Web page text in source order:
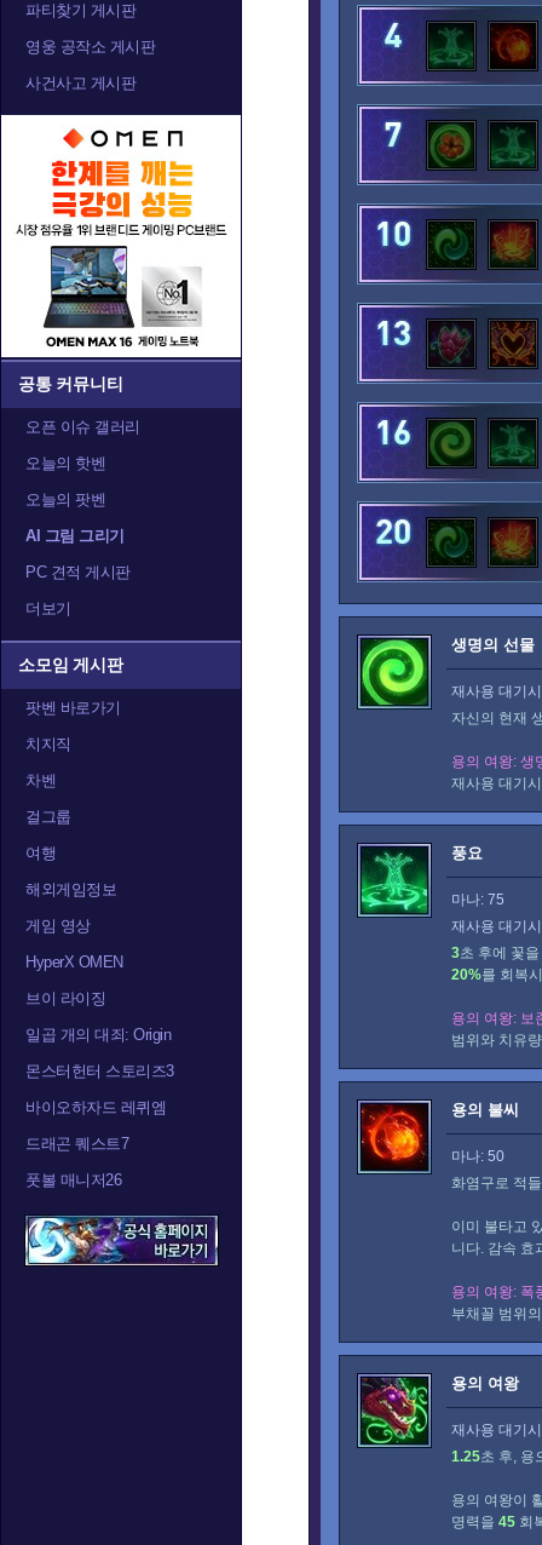
파티찾기 게시판
영웅 공작소 게시판
사건사고 게시판
공통 커뮤니티
오픈 이슈 갤러리
오늘의 핫벤
오늘의 팟벤
AI 그림 그리기
PC 견적 게시판
더보기
소모임 게시판
팟벤 바로가기
치지직
차벤
걸그룹
여행
해외게임정보
게임 영상
HyperX OMEN
브이 라이징
일곱 개의 대죄: Origin
몬스터헌터 스토리즈3
바이오하자드 레퀴엠
드래곤 퀘스트7
풋볼 매니저26
아나 아눕아락 아
알렉스트라자 오르피아
정예타우렌 정크랫
카시아
트레이서 티란데
생명의 선물
재사용 대기
자신의 현재
용의 여왕: 생
재사용 대기
풍요
마나: 75
재사용 대기
3초 후에 꽃
20%를 회복
용의 여왕: 보
범위와 치유
용의 불씨
마나: 50
화염구로 적
이미 불타고
니다. 감속 효
용의 여왕: 폭
부채꼴 범위
용의 여왕
재사용 대기
1.25초 후, 용
용의 여왕이
명력을 45 회